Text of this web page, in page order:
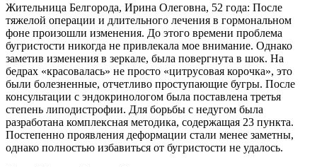
Жительница Белгорода, Ирина Олеговна, 52 года: После
тяжелой операции и длительного лечения в гормональном
фоне произошли изменения. До этого времени проблема
бугристости никогда не привлекала мое внимание. Однако
заметив изменения в зеркале, была повергнута в шок. На
бедрах «красовалась» не просто «цитрусовая корочка», это
были болезненные, отчетливо проступающие бугры. После
консультации с эндокринологом была поставлена третья
степень липодистрофии. Для борьбы с недугом была
разработана комплексная методика, содержащая 23 пункта.
Постепенно проявления деформации стали менее заметны,
однако полностью избавиться от бугристости не удалось.